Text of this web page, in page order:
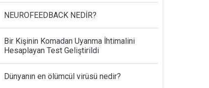
NEUROFEEDBACK NEDİR?
Bir Kişinin Komadan Uyanma İhtimalini
Hesaplayan Test Geliştirildi
Dünyanın en ölümcül virüsü nedir?